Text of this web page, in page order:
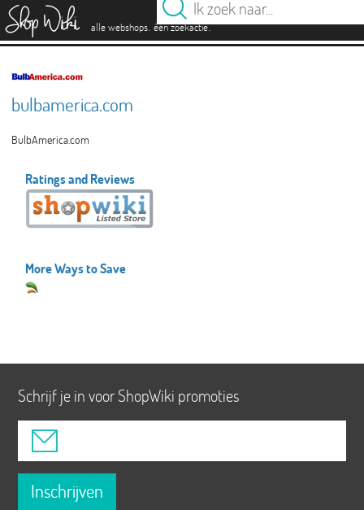
alle webshops. één zoekactie.
bulbamerica.com
BulbAmerica.com
Ratings and Reviews
More Ways to Save
Schrijf je in voor ShopWiki promoties
Inschrijven